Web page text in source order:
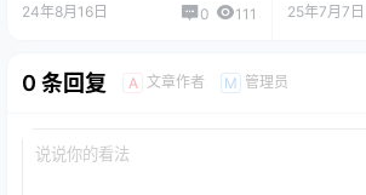
24年8月16日 0 111 25年7月7日
0 条回复 A 文章作者 M 管理员